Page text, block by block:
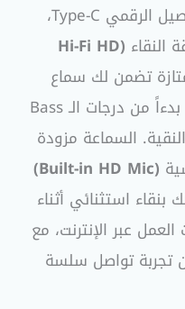
بفضل اعتمادها على منفذ التوصيل الرقمي Type-C،
النقاء (Hi-Fi HD
تضمن لك سماع
تفاصيل الموسيقى بوضوح تام، بدءاً من درجات الـ Bass
السماعة مزودة
(Built-in HD Mic)
استثنائي أثناء
عبر الإنترنت، مع
تجربة تواصل سلسة